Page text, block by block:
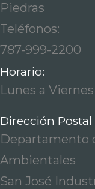
Piedras
Teléfonos:
787-999-2200
Horario:
Lunes a
Dirección Postal
Departamento
Ambientales
San José